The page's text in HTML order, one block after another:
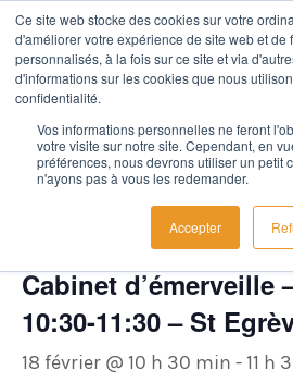
Ce site web stocke des cookies sur votre
d'améliorer votre expérience de site web et de
personnalisés, à la fois sur ce site et via
d'informations sur les cookies que nous
confidentialité.
Vos informations personnelles ne feront
votre visite sur notre site. Cependant, en
préférences, nous devrons utiliser un petit
n'ayons pas à vous les redemander.
Accepter
« Tous les Évènements
Cet évènement est passé.
Cabinet d’émerveille
10:30-11:30 – St
18 février @ 10 h 30 min - 11 h